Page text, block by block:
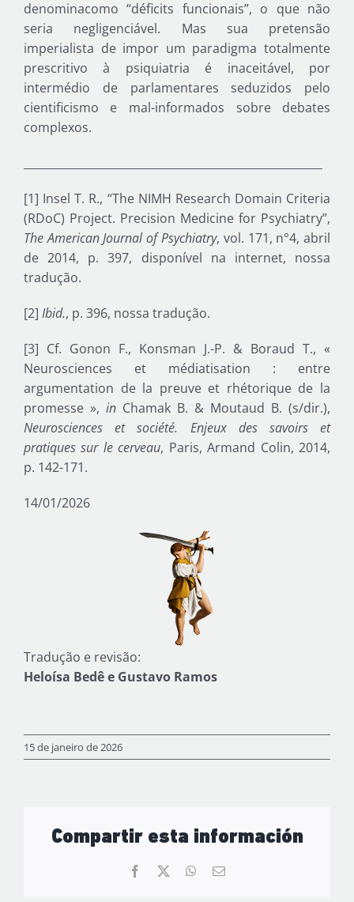
denominacomo “déficits funcionais”, o que não
seria negligenciável. Mas sua pretensão
imperialista de impor um paradigma totalmente
prescritivo à psiquiatria é inaceitável, por
intermédio de parlamentares seduzidos pelo
cientificismo e mal-informados sobre debates
complexos.
[1] Insel T. R., “The NIMH Research Domain Criteria
(RDoC) Project. Precision Medicine for Psychiatry”,
The American Journal of Psychiatry, vol. 171, n°4, abril
de 2014, p. 397, disponível na internet, nossa
tradução.
[2] Ibid., p. 396, nossa tradução.
[3] Cf. Gonon F., Konsman J.-P. & Boraud T., «
Neurosciences et médiatisation : entre
argumentation de la preuve et rhétorique de la
promesse », in Chamak B. & Moutaud B. (s/dir.),
Neurosciences et société. Enjeux des savoirs et
pratiques sur le cerveau, Paris, Armand Colin, 2014,
p. 142-171.
14/01/2026
Tradução e revisão:
Heloísa Bedê e Gustavo Ramos
15 de janeiro de 2026
Compartir esta información
Facebook WhatsApp
Email